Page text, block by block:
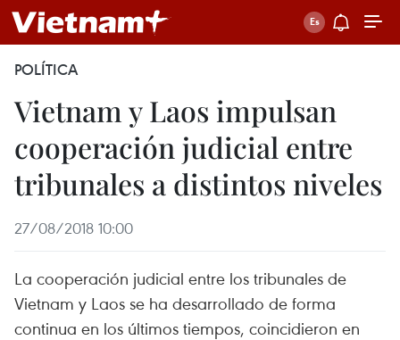
POLÍTICA
Vietnam y Laos impulsan
cooperación judicial entre
tribunales a distintos niveles
27/08/2018 10:00
La cooperación judicial entre los tribunales de
Vietnam y Laos se ha desarrollado de forma
continua en los últimos tiempos, coincidieron en